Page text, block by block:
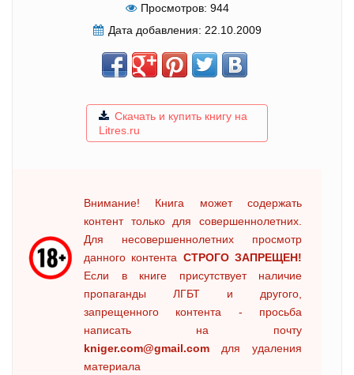
Просмотров: 944
Дата добавления: 22.10.2009
Скачать и купить книгу на
Litres.ru
Внимание! Книга может содержать
контент только для совершеннолетних.
Для несовершеннолетних просмотр
данного контента СТРОГО ЗАПРЕЩЕН!
Если в книге присутствует наличие
пропаганды ЛГБТ и другого,
запрещенного контента - просьба
написать на почту
kniger.com@gmail.com для удаления
материала